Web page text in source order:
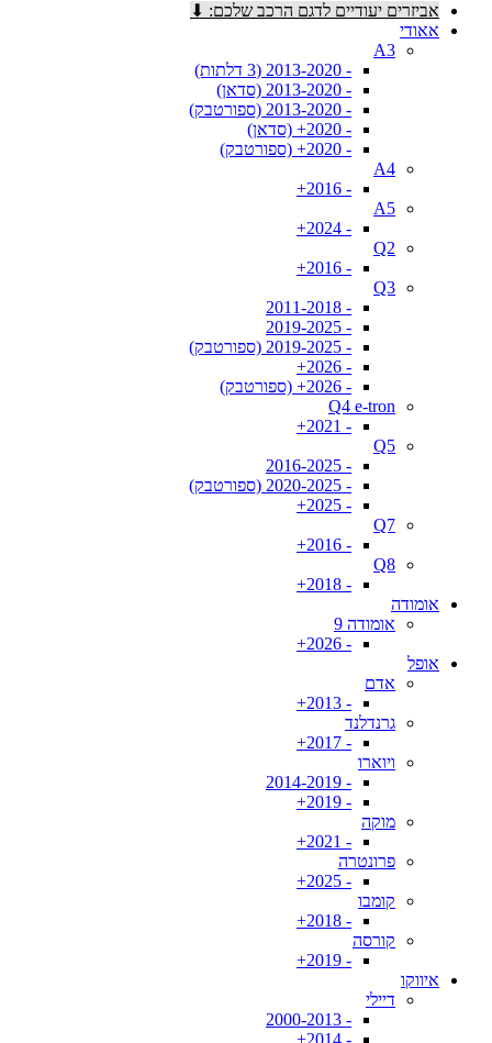
אביזרים יעודיים לדגם הרכב שלכם: ⬇
אאודי
A3
- 2013-2020 (3 דלתות)
- 2013-2020 (סדאן)
- 2013-2020 (ספורטבק)
- 2020+ (סדאן)
- 2020+ (ספורטבק)
A4
- 2016+
A5
- 2024+
Q2
- 2016+
Q3
- 2011-2018
- 2019-2025
- 2019-2025 (ספורטבק)
- 2026+
- 2026+ (ספורטבק)
Q4 e-tron
- 2021+
Q5
- 2016-2025
- 2020-2025 (ספורטבק)
- 2025+
Q7
- 2016+
Q8
- 2018+
אומודה
אומודה 9
- 2026+
אופל
אדם
- 2013+
גרנדלנד
- 2017+
ויוארו
- 2014-2019
- 2019+
מוקה
- 2021+
פרונטרה
- 2025+
קומבו
- 2018+
קורסה
- 2019+
איווקו
דיילי
- 2000-2013
- 2014+